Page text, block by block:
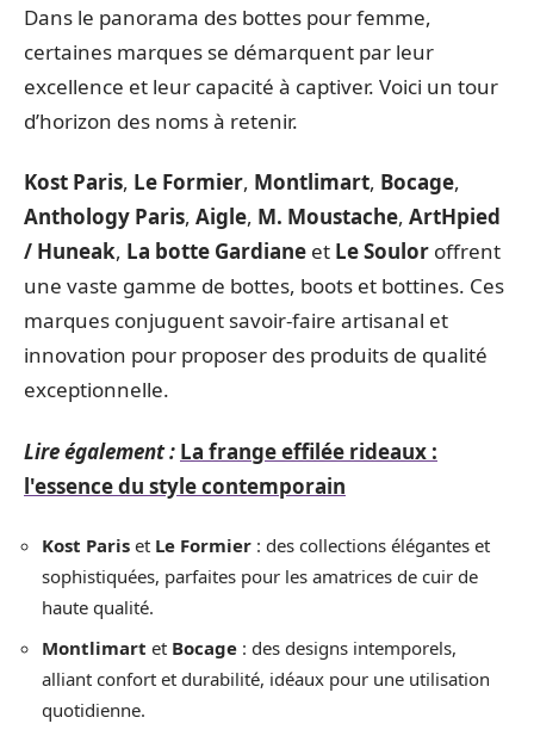
Dans le panorama des bottes pour femme,
certaines marques se démarquent par leur
excellence et leur capacité à captiver. Voici un tour
d’horizon des noms à retenir.
Kost Paris, Le Formier, Montlimart, Bocage,
Anthology Paris, Aigle, M. Moustache, ArtHpied
/ Huneak, La botte Gardiane et Le Soulor offrent
une vaste gamme de bottes, boots et bottines. Ces
marques conjuguent savoir-faire artisanal et
innovation pour proposer des produits de qualité
exceptionnelle.
Lire également : La frange effilée rideaux :
l'essence du style contemporain
Kost Paris et Le Formier : des collections élégantes et
sophistiquées, parfaites pour les amatrices de cuir de
haute qualité.
Montlimart et Bocage : des designs intemporels,
alliant confort et durabilité, idéaux pour une utilisation
quotidienne.